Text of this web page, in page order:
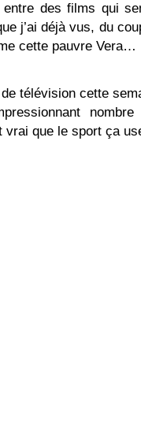
des films qui
j’ai déjà vus, du
cette pauvre Vera…
télévision cette
que le sport ça